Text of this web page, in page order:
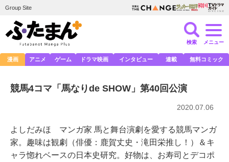
Group Site
検索 メニュー
漫画 アニメ ゲーム ドラマ映画 インタビュー 連載 無料コミック
競馬4コマ「馬なりde SHOW」第40回公演
2020.07.06
よしだみほ マンガ家 馬と舞台演劇を愛する競馬マンガ
家。趣味は観劇（俳優：鹿賀丈史・滝田栄推し！）＆キ
ャラ惚れベースの日本史研究。好物は、お寿司とデコポ